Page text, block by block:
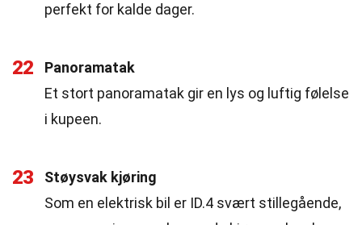
perfekt for kalde dager.
22
Panoramatak
Et stort panoramatak gir en lys og luftig følelse
i kupeen.
23
Støysvak kjøring
Som en elektrisk bil er ID.4 svært stillegående,